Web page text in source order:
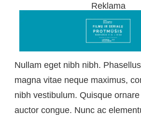
Reklama
Nullam eget nibh nibh.
magna vitae neque maximus,
nibh vestibulum. Quisque
auctor congue. Nunc ac